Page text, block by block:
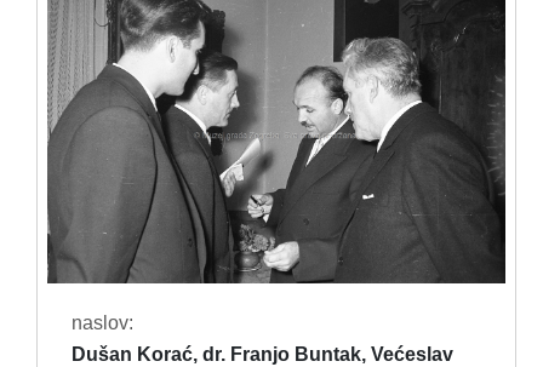
naslov:
Dušan Korać, dr. Franjo Buntak, Većeslav